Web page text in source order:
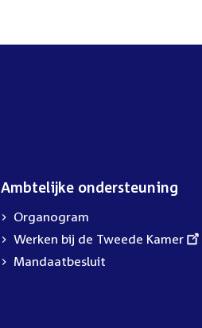
Ambtelijke ondersteuning
Organogram
External
link:
Werken bij de Tweede Kamer
Mandaatbesluit